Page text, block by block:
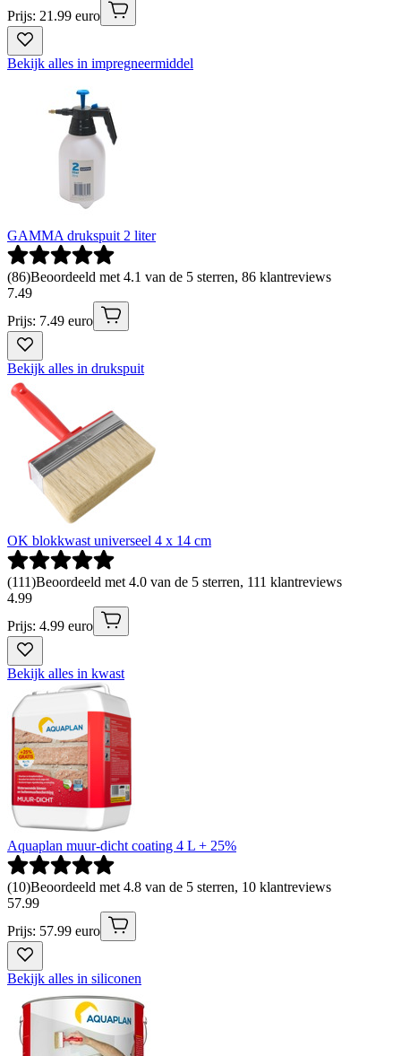
Prijs: 21.99 euro
Bekijk alles in impregneermiddel
GAMMA drukspuit 2 liter
(86)Beoordeeld met 4.1 van de 5 sterren, 86 klantreviews
7.49
Prijs: 7.49 euro
Bekijk alles in drukspuit
OK blokkwast universeel 4 x 14 cm
(111)Beoordeeld met 4.0 van de 5 sterren, 111 klantreviews
4.99
Prijs: 4.99 euro
Bekijk alles in kwast
Aquaplan muur-dicht coating 4 L + 25%
(10)Beoordeeld met 4.8 van de 5 sterren, 10 klantreviews
57.99
Prijs: 57.99 euro
Bekijk alles in siliconen